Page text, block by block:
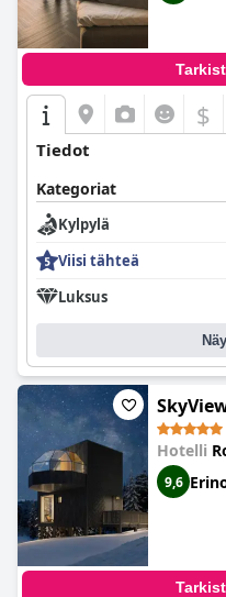
$
Tiedot
Kategoriat
Kylpylä
Viisi tähteä
Luksus
Hotelli
9,6